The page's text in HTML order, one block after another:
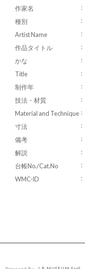
作家名
種別
Artist Name
作品タイトル
かな
Title
制作年
技法・材質
Material and Technique
寸法
備考
解説
台帳No./Cat.No
WMC-ID